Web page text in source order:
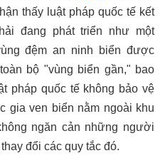
thấy luật pháp quốc tế kết
đang phát triển như một
đệm an ninh biển được
bộ "vùng biển gần," bao
pháp quốc tế không bảo vệ
gia ven biển nằm ngoài khu
ngăn cản những người
đổi các quy tắc đó.